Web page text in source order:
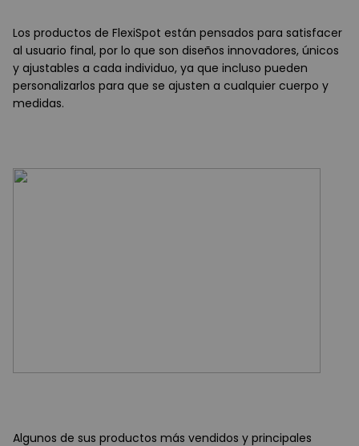
Los productos de FlexiSpot están pensados para satisfacer
al usuario final, por lo que son diseños innovadores, únicos
y ajustables a cada individuo, ya que incluso pueden
personalizarlos para que se ajusten a cualquier cuerpo y
medidas.
Algunos de sus productos más vendidos y principales